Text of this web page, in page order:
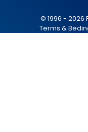
© 1996 - 2026
Terms &